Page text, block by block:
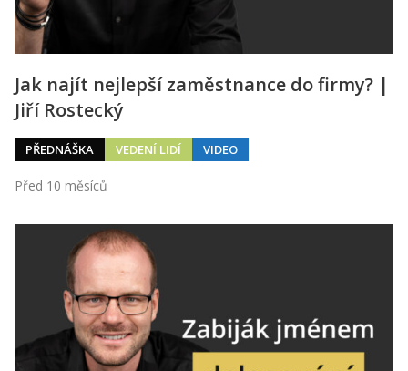
Jak najít nejlepší zaměstnance do firmy? |
Jiří Rostecký
PŘEDNÁŠKA VEDENÍ LIDÍ VIDEO
Před 10 měsíců